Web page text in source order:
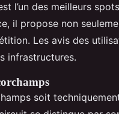
l’un des meilleurs
il propose non
Les avis des
infrastructures.
soit